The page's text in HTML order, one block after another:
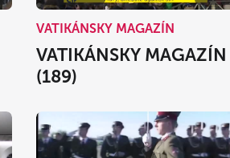
VATIKÁNSKY MAGAZÍN
VATIKÁNSKY MAGAZÍN
(189)